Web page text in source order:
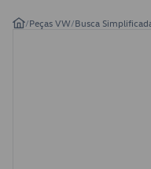
/Peças VW/Busca